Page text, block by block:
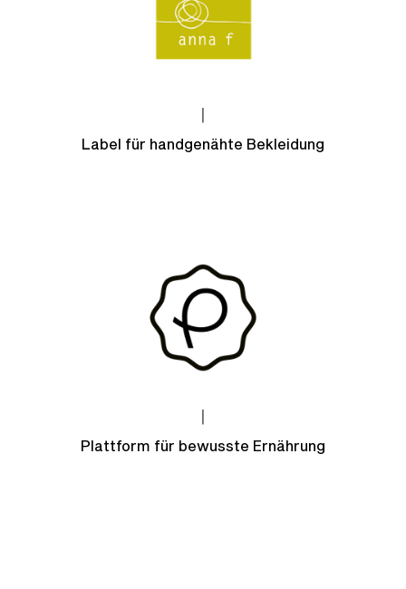
Label für handgenähte Bekleidung
|
Plattform für bewusste Ernährung